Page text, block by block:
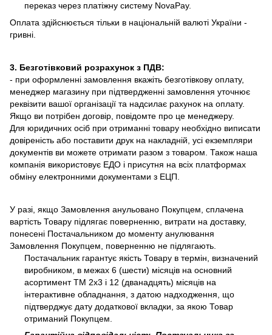
переказ через платіжну систему NovaPay.
Оплата здійснюється тільки в національній валюті України -
гривні.
3. Безготівковий розрахунок з ПДВ:
- при оформленні замовлення вкажіть безготівкову оплату,
менеджер магазину при підтвердженні замовлення уточнює
реквізити вашої організації та надсилає рахунок на оплату.
Якщо ви потрібен договір, повідомте про це менеджеру.
Для юридичних осіб при отриманні товару необхідно виписати
довіреність або поставити друк на накладній, усі екземпляри
документів ви можете отримати разом з товаром. Також наша
компанія використовує ЕДО і присутня на всіх платформах
обміну електронними документами з ЕЦП.
У разі, якщо Замовлення анульовано Покупцем, сплачена
вартість Товару підлягає поверненню, витрати на доставку,
понесені Постачальником до моменту анулювання
Замовлення Покупцем, поверненню не підлягають.
Постачальник гарантує якість Товару в термін, визначений
виробником, в межах 6 (шести) місяців на основний
асортимент ТМ 2х3 і 12 (дванадцять) місяців на
інтерактивне обладнання, з датою надходження, що
підтверджує дату додаткової вкладки, за якою Товар
отриманий Покупцем.